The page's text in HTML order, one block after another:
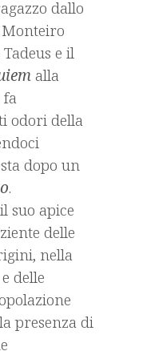
dallo
e il
alla
fa
odori della
dopo un
.
suo apice
delle
nella
delle
presenza di